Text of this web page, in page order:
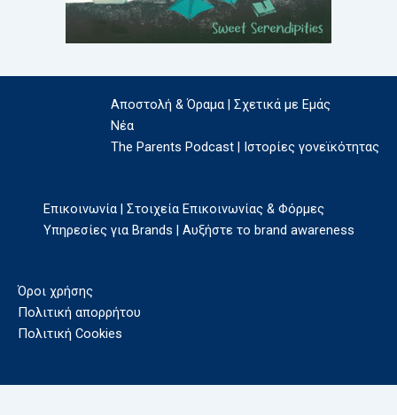
Αποστολή & Όραμα | Σχετικά με Εμάς
Νέα
The Parents Podcast | Ιστορίες γονεϊκότητας
Επικοινωνία | Στοιχεία Επικοινωνίας & Φόρμες
Υπηρεσίες για Brands | Αυξήστε το brand awareness
Όροι χρήσης
Πολιτική απορρήτου
Πολιτική Cookies